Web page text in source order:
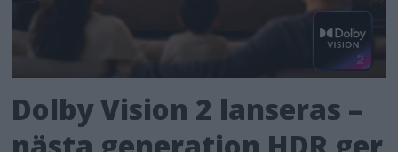
Dolby Vision 2 lanseras –